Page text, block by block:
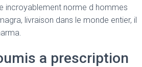
incroyablement norme d hommes
livraison dans le monde entier, il
a prescription